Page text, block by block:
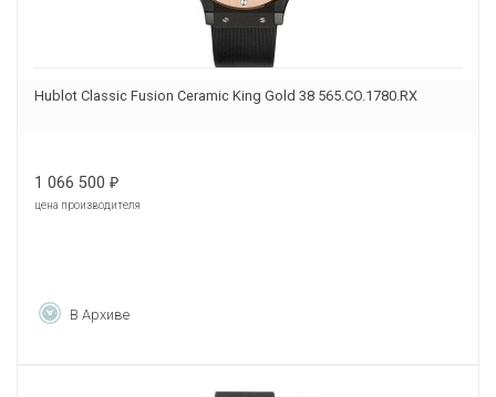
Hublot Classic Fusion Ceramic King Gold 38 565.CO.1780.RX
1 066 500 ₽
цена производителя
В Архиве